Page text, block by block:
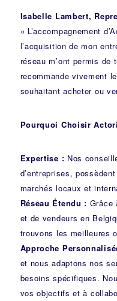
Isabelle Lambert,
« L’accompagnement
l’acquisition de mon
réseau m’ont permis de
recommande vivement
souhaitant acheter ou
Pourquoi Choisir
Expertise : Nos
d’entreprises,
marchés locaux et
Réseau Étendu : Grâce
et de vendeurs en
trouvons les meilleures
Approche
et nous adaptons nos
besoins spécifiques.
vos objectifs et à